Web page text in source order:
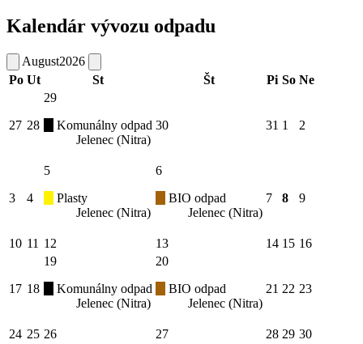
Kalendár vývozu odpadu
August2026
Po Ut St Št Pi So Ne
27 28
29
Komunálny odpad
Jelenec (Nitra)
30 31 1 2
3 4
5
Plasty
Jelenec (Nitra)
6
BIO odpad
Jelenec (Nitra)
7 8 9
10 11 12 13 14 15 16
17 18
19
Komunálny odpad
Jelenec (Nitra)
20
BIO odpad
Jelenec (Nitra)
21 22 23
24 25 26 27 28 29 30